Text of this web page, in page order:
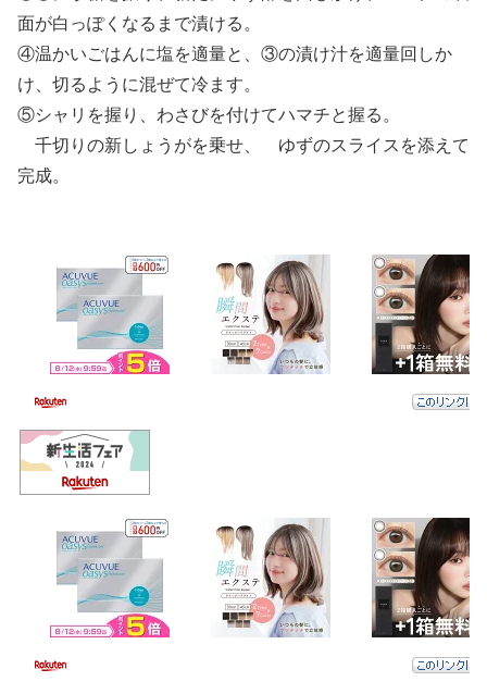
面が白っぽくなるまで漬ける。
④温かいごはんに塩を適量と、③の漬け汁を適量回しか
け、切るように混ぜて冷ます。
⑤シャリを握り、わさびを付けてハマチと握る。
千切りの新しょうがを乗せ、 ゆずのスライスを添えて
完成。